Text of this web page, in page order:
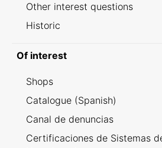
Other interest questions
Historic
Of interest
Shops
Catalogue (Spanish)
Canal de denuncias
Certificaciones de Sistemas